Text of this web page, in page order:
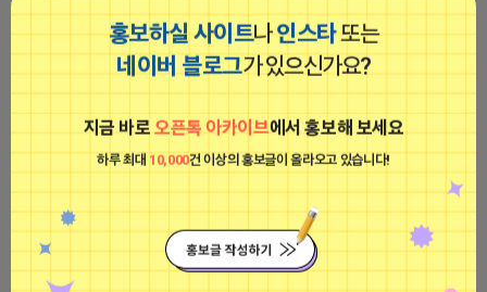
홍보하실 사이트나인스타또는
네이버 블로그가 있으신가요?
지금 바로오픈톡 아카이브에서 홍보해 보세요
하루 최대 10,000건 이상의 홍보글이 올라오고 있습니다!
[아이피몬스터] 전국 최저가 마케팅
용 KT아이피서비스!!
2023-09-06 14:23:39
ㄱ
100%실행사 | 상위노출전문
2025-04-14 14:40 댓글: 0개
ㄱ
비공개